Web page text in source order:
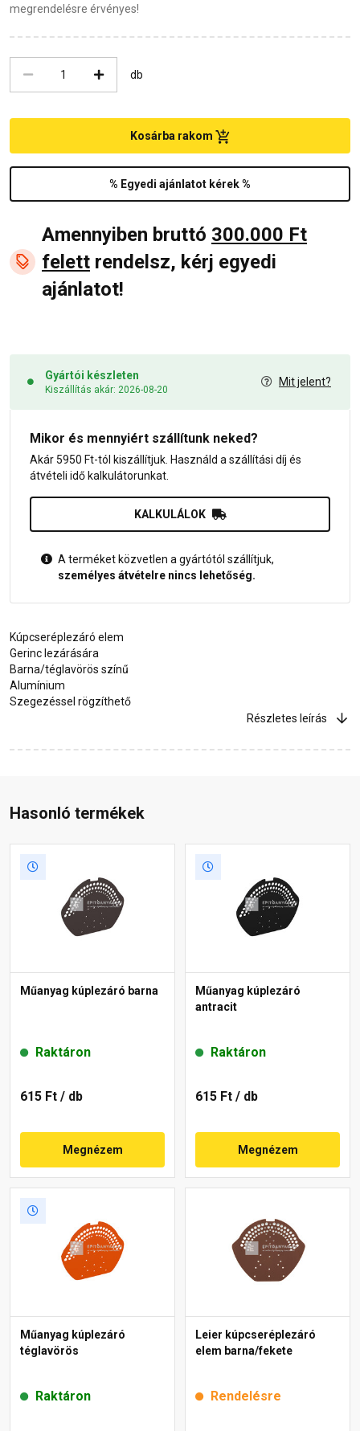
megrendelésre érvényes!
db
% Egyedi ajánlatot kérek %
Kosárba rakom
Amennyiben bruttó 300.000 Ft
felett rendelsz, kérj egyedi
ajánlatot!
Gyártói készleten
Kiszállítás akár: 2026-08-20
Mit jelent?
Mikor és mennyiért szállítunk neked?
Akár 5950 Ft-tól kiszállítjuk. Használd a szállítási díj és
átvételi idő kalkulátorunkat.
KALKULÁLOK
A terméket közvetlen a gyártótól szállítjuk,
személyes átvételre nincs lehetőség.
Kúpcseréplezáró elem
Gerinc lezárására
Barna/téglavörös színű
Alumínium
Szegezéssel rögzíthető
Részletes leírás
Hasonló termékek
Műanyag kúplezáró barna
Raktáron
615 Ft / db
Megnézem
Műanyag kúplezáró
antracit
Raktáron
615 Ft / db
Megnézem
Műanyag kúplezáró
téglavörös
Raktáron
Leier kúpcseréplezáró
elem barna/fekete
Rendelésre